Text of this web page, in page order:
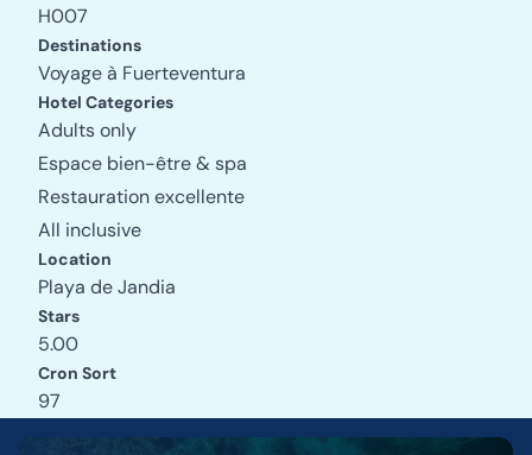
H007
Destinations
Voyage à Fuerteventura
Hotel Categories
Adults only
Espace bien-être & spa
Restauration excellente
All inclusive
Location
Playa de Jandia
Stars
5.00
Cron Sort
97